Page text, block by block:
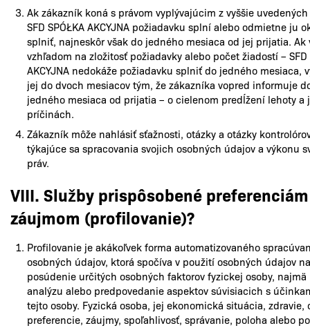
Ak zákazník koná s právom vyplývajúcim z vyššie uvedených
SFD SPÓŁKA AKCYJNA požiadavku splní alebo odmietne ju
splniť, najneskôr však do jedného mesiaca od jej prijatia. Ak
vzhľadom na zložitosť požiadavky alebo počet žiadostí – SFD
AKCYJNA nedokáže požiadavku splniť do jedného mesiaca,
jej do dvoch mesiacov tým, že zákazníka vopred informuje
jedného mesiaca od prijatia – o cielenom predĺžení lehoty a
príčinách.
Zákazník môže nahlásiť sťažnosti, otázky a otázky
týkajúce sa spracovania svojich osobných údajov a výkonu
práv.
VIII. Služby prispôsobené
záujmom (profilovanie)?
Profilovanie je akákoľvek forma automatizovaného
osobných údajov, ktorá spočíva v použití osobných údajov na
posúdenie určitých osobných faktorov fyzickej osoby, najmä
analýzu alebo predpovedanie aspektov súvisiacich s
tejto osoby. Fyzická osoba, jej ekonomická situácia, zdravie,
preferencie, záujmy, spoľahlivosť, správanie, poloha alebo